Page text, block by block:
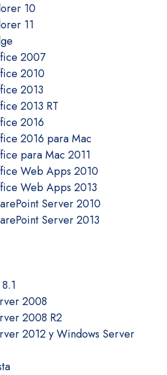
10
11
2007
2010
2013
2013 RT
2016
2016 para Mac
para Mac 2011
Web Apps 2010
Web Apps 2013
Server 2010
Server 2013
2008
2008 R2
2012 y Windows Server